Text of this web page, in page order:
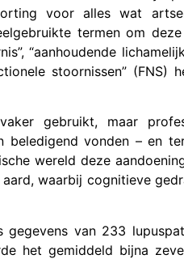
voor alles wat
termen om
“aanhoudende
stoornissen” (FNS)
gebruikt, maar
vonden – en
wereld deze
waarbij cognitieve
van 233
het gemiddeld bijna